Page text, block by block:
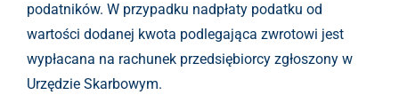
podatników. W przypadku nadpłaty podatku od
wartości dodanej kwota podlegająca zwrotowi jest
wypłacana na rachunek przedsiębiorcy zgłoszony w
Urzędzie Skarbowym.